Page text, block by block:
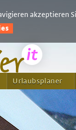
Urlaubsplaner
akzeptieren